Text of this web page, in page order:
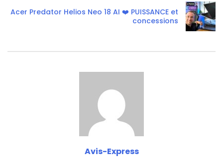
Acer Predator Helios Neo 18 AI ❤️ PUISSANCE et
concessions
Avis-Express